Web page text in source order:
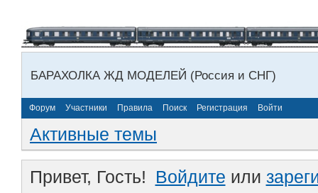
БАРАХОЛКА ЖД МОДЕЛЕЙ (Россия и СНГ)
Форум Участники Правила Поиск Регистрация Войти
Активные темы
Привет, Гость! Войдите или